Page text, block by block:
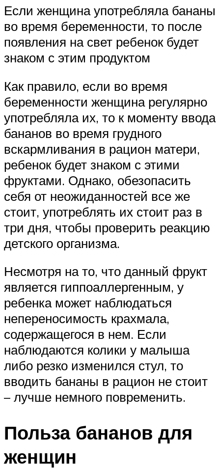
Если женщина употребляла бананы
во время беременности, то после
появления на свет ребенок будет
знаком с этим продуктом
Как правило, если во время
беременности женщина регулярно
употребляла их, то к моменту ввода
бананов во время грудного
вскармливания в рацион матери,
ребенок будет знаком с этими
фруктами. Однако, обезопасить
себя от неожиданностей все же
стоит, употреблять их стоит раз в
три дня, чтобы проверить реакцию
детского организма.
Несмотря на то, что данный фрукт
является гиппоаллергенным, у
ребенка может наблюдаться
непереносимость крахмала,
содержащегося в нем. Если
наблюдаются колики у малыша
либо резко изменился стул, то
вводить бананы в рацион не стоит
– лучше немного повременить.
Польза бананов для
женщин